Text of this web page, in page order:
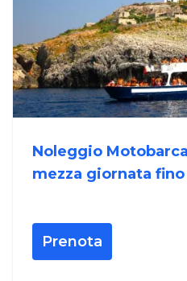
Noleggio
mezza giornata fino
Prenota